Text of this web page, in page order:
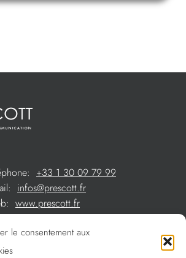
le consentement aux
+33 1 30 09 79 99
infos@prescott.fr
www.prescott.fr
métal sur mesure